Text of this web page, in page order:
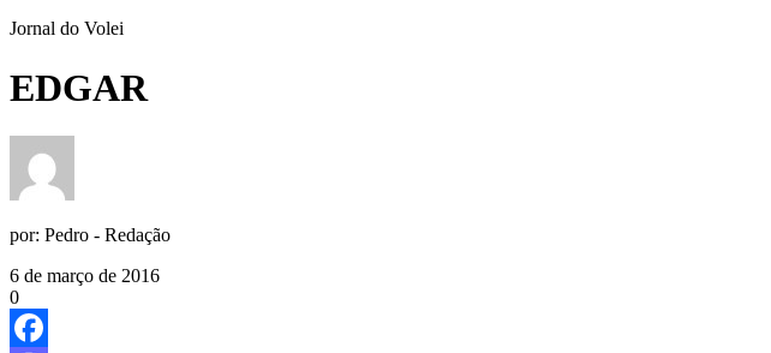
Jornal do Volei
EDGAR
por: Pedro - Redação
6 de março de 2016
0